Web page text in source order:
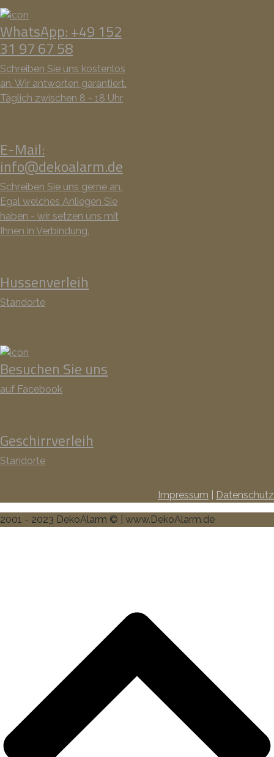
WhatsApp: +49 152
31 97 67 58
Schreiben Sie uns kostenlos
an. Wir antworten garantiert.
Täglich zwischen 8 - 18 Uhr
E-Mail:
info@dekoalarm.de
Schreiben Sie uns gerne an.
Egal welches Anliegen Sie
haben - wir setzen uns mit
Ihnen in Verbindung.
Hussenverleih
Standorte
Besuchen Sie uns
auf Facebook
Geschirrverleih
Standorte
Impressum Datenschutz
2001 - 2023 DekoAlarm © | www.DekoAlarm.de